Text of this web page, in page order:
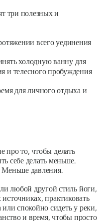
три полезных и
всего уединения
холодную ванну для
и телесного пробуждения
для личного отдыха и
про то, чтобы делать
себе делать меньше.
давления.
любой другой стиль йоги,
практиковать
или спокойно сидеть у реки,
и время, чтобы просто